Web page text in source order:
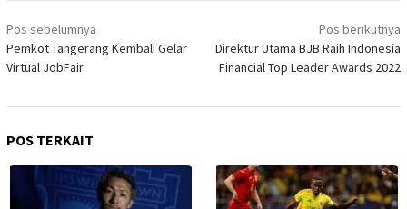
Navigasi
pos
Pos sebelumnya
Pemkot Tangerang Kembali Gelar
Virtual JobFair
Pos berikutnya
Direktur Utama BJB Raih Indonesia
Financial Top Leader Awards 2022
POS TERKAIT